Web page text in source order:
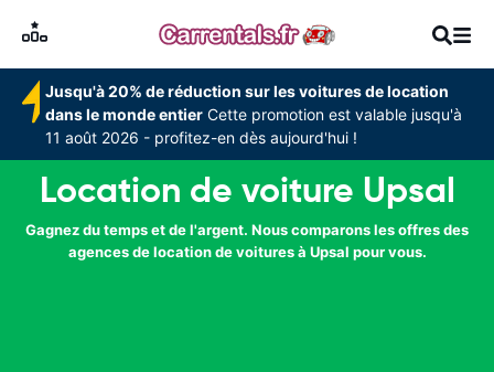
Jusqu'à 20% de réduction sur les voitures de location
dans le monde entier Cette promotion est valable jusqu'à
11 août 2026 - profitez-en dès aujourd'hui !
Location de voiture Upsal
Gagnez du temps et de l'argent. Nous comparons les offres des
agences de location de voitures à Upsal pour vous.